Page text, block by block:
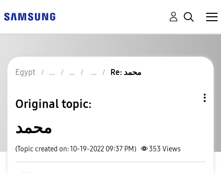
Egypt Re: محمد
Original topic:
محمد
(Topic created on: 10-19-2022 09:37 PM) 353 Views